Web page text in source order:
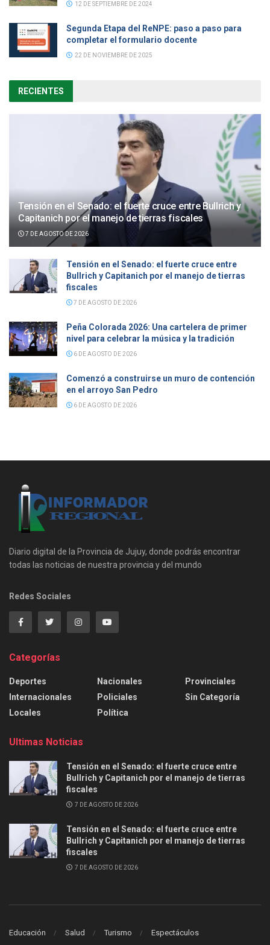
12 DE SEPTIEMBRE DE 2024
Segunda Etapa del ReNPE: paso a paso para
completar el formulario docente
22 DE NOVIEMBRE DE 2025
RECIENTES
Tensión en el Senado: el fuerte cruce entre Bullrich y
Capitanich por el manejo de tierras fiscales
7 DE AGOSTO DE 2026
Tensión en el Senado: el fuerte cruce entre
Bullrich y Capitanich por el manejo de tierras
fiscales
7 DE AGOSTO DE 2026
Peña Colorada 2026: Una cartelera de primer
nivel para celebrar la música y la tradición
6 DE AGOSTO DE 2026
Comenzó a construirse un muro de contención
en el arroyo San Pedro
6 DE AGOSTO DE 2026
Diario digital de la Provincia de Jujuy, donde podrás encontrar
todas las noticias de nuestra provincia y del mundo
Redes Sociales
Categorías
Deportes
Internacionales
Locales
Nacionales
Policiales
Política
Provinciales
Sin Categoría
Ultimas Noticias
Tensión en el Senado: el fuerte cruce entre
Bullrich y Capitanich por el manejo de tierras
fiscales
7 DE AGOSTO DE 2026
Tensión en el Senado: el fuerte cruce entre
Bullrich y Capitanich por el manejo de tierras
fiscales
7 DE AGOSTO DE 2026
Educación Salud Turismo Espectáculos